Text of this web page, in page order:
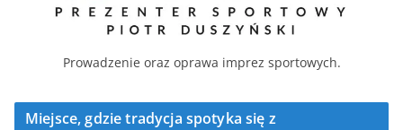
Prowadzenie oraz oprawa imprez sportowych.
Miejsce, gdzie tradycja spotyka się z